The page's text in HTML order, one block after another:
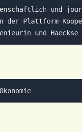
und
Plattform-